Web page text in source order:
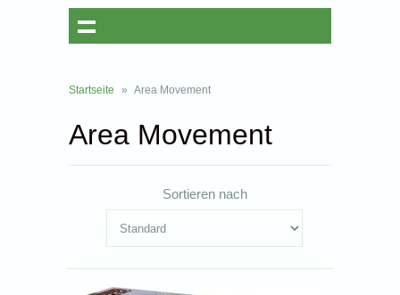
Startseite » Area Movement
Area Movement
Sortieren nach